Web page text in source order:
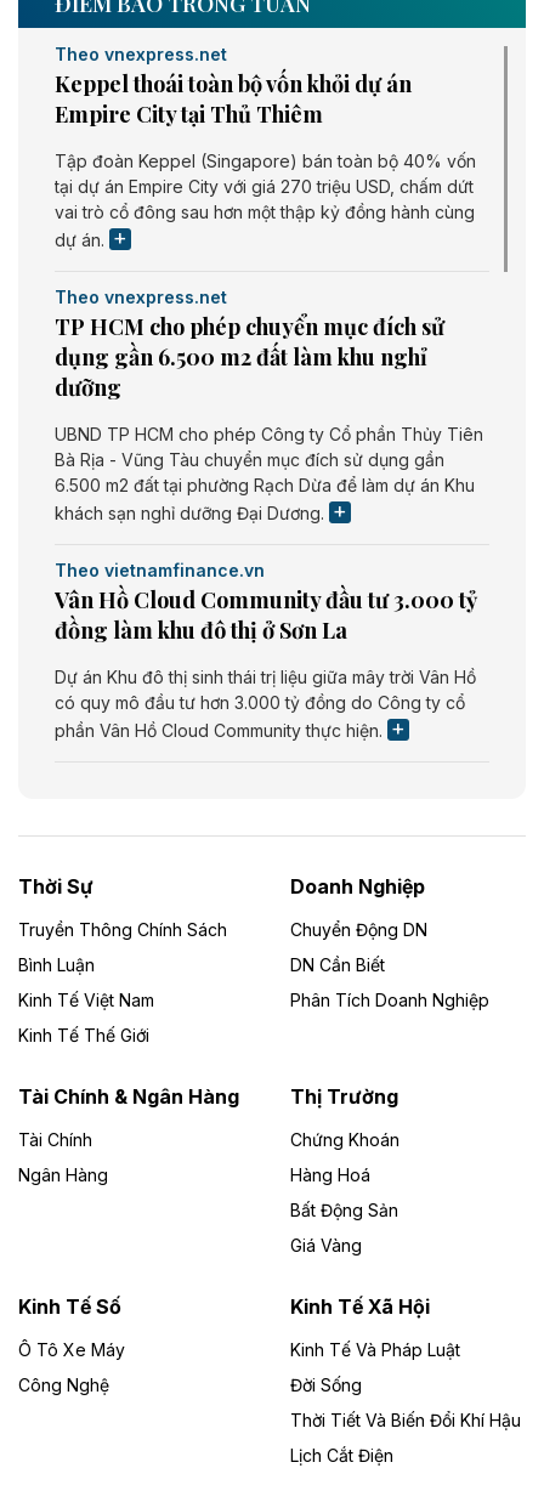
Theo vnexpress.net
Keppel thoái toàn bộ vốn khỏi dự án
Empire City tại Thủ Thiêm
Tập đoàn Keppel (Singapore) bán toàn bộ 40% vốn
tại dự án Empire City với giá 270 triệu USD, chấm dứt
vai trò cổ đông sau hơn một thập kỷ đồng hành cùng
dự án.
Theo vnexpress.net
TP HCM cho phép chuyển mục đích sử
dụng gần 6.500 m2 đất làm khu nghỉ
dưỡng
UBND TP HCM cho phép Công ty Cổ phần Thủy Tiên
Bà Rịa - Vũng Tàu chuyển mục đích sử dụng gần
6.500 m2 đất tại phường Rạch Dừa để làm dự án Khu
khách sạn nghỉ dưỡng Đại Dương.
Theo vietnamfinance.vn
Vân Hồ Cloud Community đầu tư 3.000 tỷ
đồng làm khu đô thị ở Sơn La
Dự án Khu đô thị sinh thái trị liệu giữa mây trời Vân Hồ
có quy mô đầu tư hơn 3.000 tỷ đồng do Công ty cổ
phần Vân Hồ Cloud Community thực hiện.
Dự án Nhà máy xử lý rác và phát điện Bắc Giang do
Công ty TNHH Năng lượng môi trường Bắc Giang làm
Theo vietnamfinance.vn
Đức Long Gia Lai mở rộng ‘hệ sinh thái’
Lai
Bốn doanh nghiệp có sự góp vốn của Công ty Cổ
phần Tập đoàn Đức Long Gia Lai (HoSE: DLG) được
Gia Lai với tổng vốn hơn 4.750 tỷ đồng.
Đồng Nai cho thuê gần 59 ha đất làm khu
công nghiệp ở Long Thành
UBND TP Đồng Nai cho Công ty Amata thuê gần 59 ha
đất để đầu tư khu công nghiệp công nghệ cao Long
Thời Sự
Truyền Thông Chính Sách
Bình Luận
Kinh Tế Việt Nam
Kinh Tế Thế Giới
Doanh Nghiệp
Chuyển Động DN
DN Cần Biết
Phân Tích Doanh Nghiệp
Tài Chính & Ngân Hàng
Tài Chính
Ngân Hàng
Thị Trường
Chứng Khoán
Hàng Hoá
Bất Động Sản
Giá Vàng
Kinh Tế Số
Ô Tô Xe Máy
Công Nghệ
Kinh Tế Xã Hội
Kinh Tế Và Pháp Luật
Đời Sống
Thời Tiết Và Biến Đổi Khí Hậu
Lịch Cắt Điện